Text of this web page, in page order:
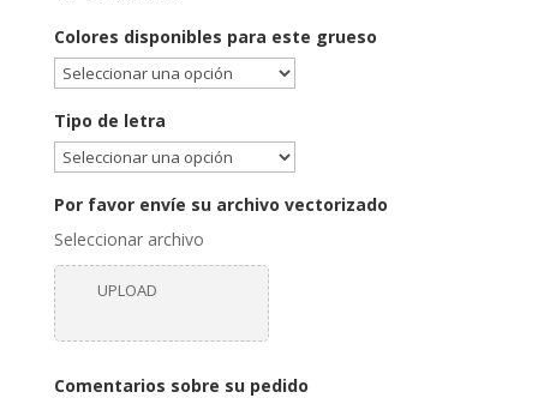
Colores disponibles para este grueso
Tipo de letra
Por favor envíe su archivo vectorizado
Seleccionar archivo
UPLOAD
Comentarios sobre su pedido